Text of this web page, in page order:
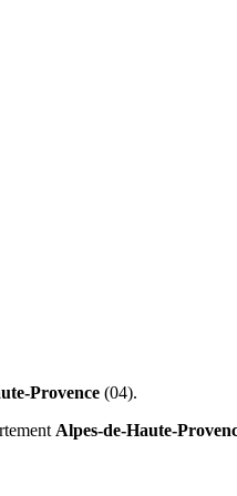
Provence (04).
Alpes-de-Haute-